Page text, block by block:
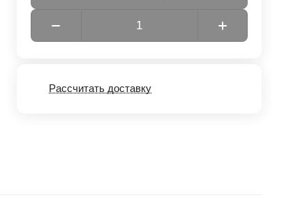
Рассчитать доставку